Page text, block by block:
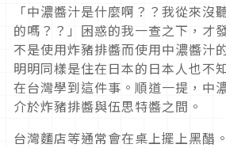
「中濃醬汁是什麼啊？？我從來沒
的嗎？？」困惑的我一查之下，才
不是使用炸豬排醬而使用中濃醬汁
明明同樣是住在日本的日本人也不
在台灣學到這件事。順道一提，中
介於炸豬排醬與伍思特醬之間。
台灣麵店等通常會在桌上擺上黑醋